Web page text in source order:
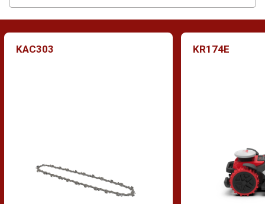
KAC303 KR174E